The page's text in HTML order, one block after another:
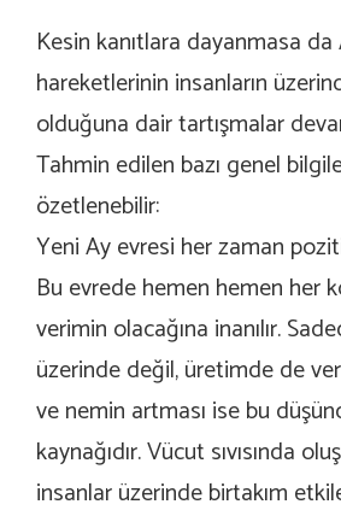
Kesin kanıtlara dayanmasa da
hareketlerinin insanların
olduğuna dair tartışmalar
Tahmin edilen bazı genel
özetlenebilir:
Yeni Ay evresi her zaman
Bu evrede hemen hemen her
verimin olacağına inanılır.
üzerinde değil, üretimde de
ve nemin artması ise bu
kaynağıdır. Vücut sıvısında
insanlar üzerinde birtakım